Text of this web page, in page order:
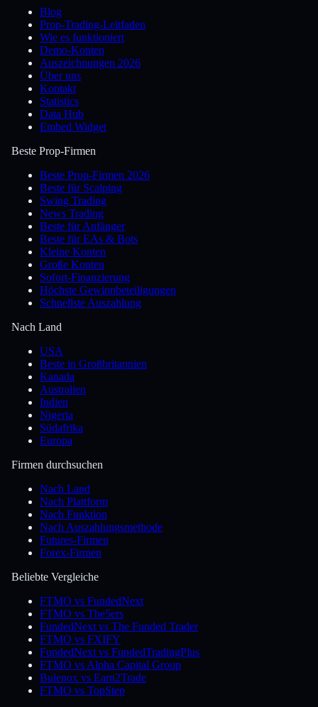
Blog
Prop-Trading-Leitfaden
Wie es funktioniert
Demo-Konten
Auszeichnungen 2026
Über uns
Kontakt
Statistics
Data Hub
Embed Widget
Beste Prop-Firmen
Beste Prop-Firmen 2026
Beste für Scalping
Swing Trading
News Trading
Beste für Anfänger
Beste für EAs & Bots
Kleine Konten
Große Konten
Sofort-Finanzierung
Höchste Gewinnbeteiligungen
Schnellste Auszahlung
Nach Land
USA
Beste in Großbritannien
Kanada
Australien
Indien
Nigeria
Südafrika
Europa
Firmen durchsuchen
Nach Land
Nach Plattform
Nach Funktion
Nach Auszahlungsmethode
Futures-Firmen
Forex-Firmen
Beliebte Vergleiche
FTMO vs FundedNext
FTMO vs The5ers
FundedNext vs The Funded Trader
FTMO vs FXIFY
FundedNext vs FundedTradingPlus
FTMO vs Alpha Capital Group
Bulenox vs Earn2Trade
FTMO vs TopStep